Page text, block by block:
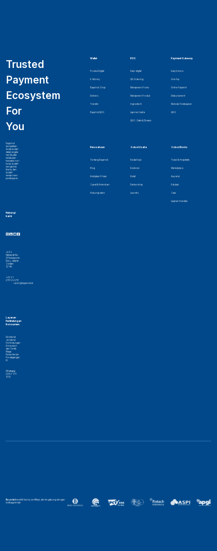
Trusted
Payment
Ecosystem
For
You
Bayarind
menjadikan
Anda mudah
dalam segala
hal. Mudah
melakukan
transaksi non-
tunai, mudah
mengelola
bisnis, dan
mudah
memproses
pembayaran.
Hubungi
kami:
Jl. RS.
Fatmawati No.
07 Kebayoran
Baru, Jakarta
Selatan
12140
+62 21
27899978
caren@bayarind.id
Layanan
Perlindungan
Konsumen
Direktorat
Jenderal
Perlindungan
Konsumen
dan Tertib
Niaga
Kementerian
Perdagangan
RI
Whatsapp
0853 1111
1010
Wallet
Produk Digital
E-Money
Bayarind Shop
Delivery
Transfer
Bayarind QRIS
POS
Kasir digital
QR Ordering
Manajemen Promo
Manajemen Produk
Ingredient
Laporan Usaha
QRIS Statis & Dinamis
Payment Gateway
Easy Invoice
One Pay
Online Payment
Disbursement
Metode Pembayaran
QRIS
Perusahaan
Tentang Bayarind
Blog
Kebijakan Privasi
Syarat & Ketentuan
Hubungi sales
Solusi Usaha
Kedai Kopi
Restoran
Retail
Barbershop
Laundry
Solusi Bisnis
Travel & Hospitality
Marketplace
Asuransi
Edukasi
Saas
Layanan Investasi
Bayarind memiliki lisensi, sertifikasi, dan tergabung dengan
lembaga terkait